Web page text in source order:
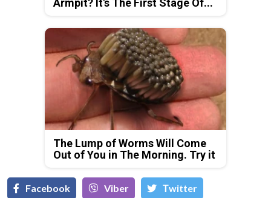
Armpit? It's The First Stage Of...
The Lump of Worms Will Come
Out of You in The Morning. Try it
Facebook Viber Тwitter